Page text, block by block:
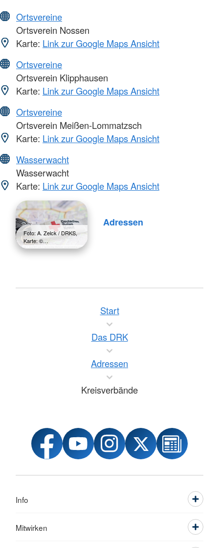
Ortsvereine
Ortsverein Nossen
Karte: Link zur Google Maps Ansicht
Ortsvereine
Ortsverein Klipphausen
Karte: Link zur Google Maps Ansicht
Ortsvereine
Ortsverein Meißen-Lommatzsch
Karte: Link zur Google Maps Ansicht
Wasserwacht
Wasserwacht
Karte: Link zur Google Maps Ansicht
Foto: A. Zelck / DRKS,
Karte: ©…
Adressen
Start
Das DRK
Adressen
Kreisverbände
Info
Mitwirken